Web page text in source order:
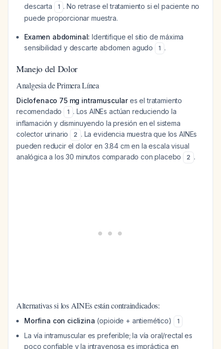
descarta
1 . No retrase el tratamiento si el paciente no
puede proporcionar muestra.
Examen abdominal: Identifique el sitio de máxima
sensibilidad y descarte abdomen agudo
1 .
Manejo del Dolor
Analgesia de Primera Línea
Diclofenaco 75 mg intramusculares el tratamiento
recomendado
1 . Los AINEs actúan reduciendo la
inflamación y disminuyendo la presión en el sistema
colector urinario
2 . La evidencia muestra que los AINEs
pueden reducir el dolor en 3.84 cm en la escala visual
analógica a los 30 minutos comparado con placebo
2 .
Alternativas si los AINEs están contraindicados:
Morfina con ciclizina (opioide + antiemético) 1
La vía intramuscular es preferible; la vía oral/rectal es
poco confiable y la intravenosa es impráctica en